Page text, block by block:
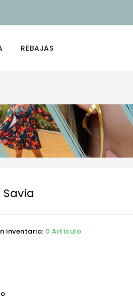
REBAJAS
inventario: 0 Artículo